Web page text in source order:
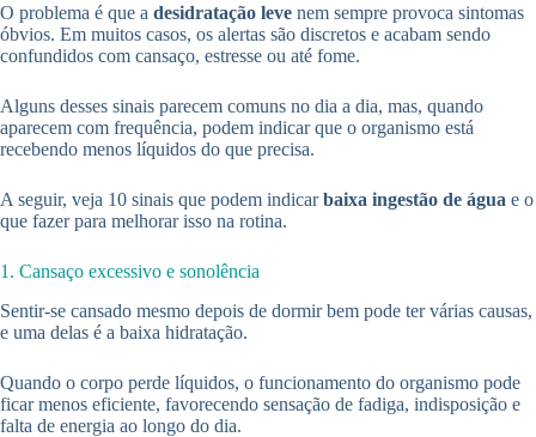
O problema é que a desidratação leve nem sempre provoca sintomas
óbvios. Em muitos casos, os alertas são discretos e acabam sendo
confundidos com cansaço, estresse ou até fome.
Alguns desses sinais parecem comuns no dia a dia, mas, quando
aparecem com frequência, podem indicar que o organismo está
recebendo menos líquidos do que precisa.
A seguir, veja 10 sinais que podem indicarbaixa ingestão de água e o
que fazer para melhorar isso na rotina.
1. Cansaço excessivo e sonolência
Sentir-se cansado mesmo depois de dormir bem pode ter várias causas,
e uma delas é a baixa hidratação.
Quando o corpo perde líquidos, o funcionamento do organismo pode
ficar menos eficiente, favorecendo sensação de fadiga, indisposição e
falta de energia ao longo do dia.